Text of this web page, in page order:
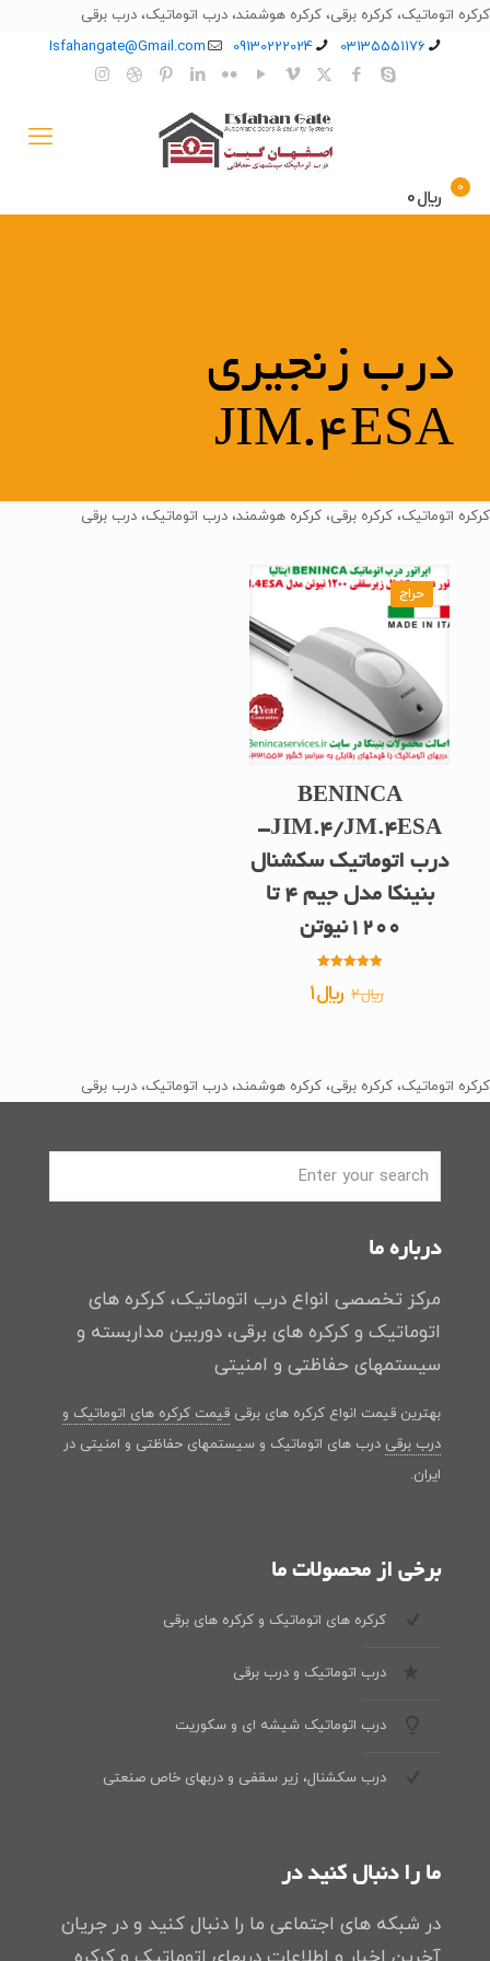
کرکره اتوماتیک، کرکره برقی، کرکره هوشمند، درب اتوماتیک، درب برقی
03135551176
09130222024
Isfahangate@Gmail.com
0 ﷼0
درب زنجیری
JIM.4ESA
کرکره اتوماتیک، کرکره برقی، کرکره هوشمند، درب اتوماتیک، درب برقی
حراج
BENINCA
JIM.4/JM.4ESA-
درب اتوماتیک سکشنال
بنینکا مدل جیم 4 تا
1200نیوتن
5.00
از 5 ﷼2 قیمت
بود.
﷼1
است.
کرکره اتوماتیک، کرکره برقی، کرکره هوشمند، درب اتوماتیک، درب برقی
درباره ما
مرکز تخصصی انواع درب اتوماتیک، کرکره های
اتوماتیک و کرکره های برقی، دوربین مداربسته و
سیستمهای حفاظتی و امنیتی
بهترین قیمت انواع کرکره های برقی قیمت کرکره های اتوماتیک و
درب برقی درب های اتوماتیک و سیستمهای حفاظتی و امنیتی در
ایران.
برخی از محصولات ما
کرکره های اتوماتیک و کرکره های برقی
درب اتوماتیک و درب برقی
درب اتوماتیک شیشه ای و سکوریت
درب سکشنال، زیر سقفی و دربهای خاص صنعتی
ما را دنبال کنید در
در شبکه های اجتماعی ما را دنبال کنید و در جریان